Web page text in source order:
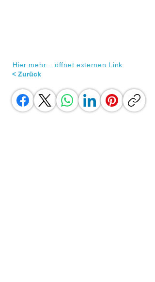
Hier mehr... öffnet externen Link
< Zurück